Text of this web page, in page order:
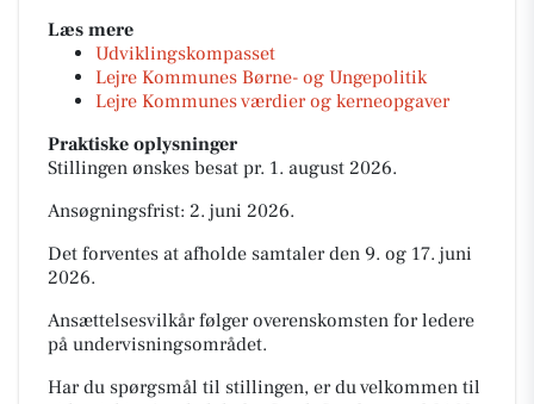
Læs mere
Udviklingskompasset
Lejre Kommunes Børne- og Ungepolitik
Lejre Kommunes værdier og kerneopgaver
Praktiske oplysninger
Stillingen ønskes besat pr. 1. august 2026.
Ansøgningsfrist: 2. juni 2026.
Det forventes at afholde samtaler den 9. og 17. juni
2026.
Ansættelsesvilkår følger overenskomsten for ledere
på undervisningsområdet.
Har du spørgsmål til stillingen, er du velkommen til